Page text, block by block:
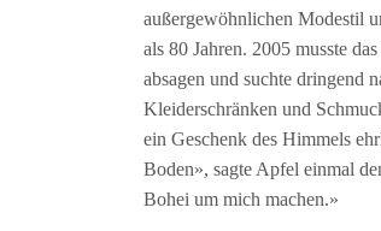
außergewöhnlichen Modestil
als 80 Jahren. 2005 musste
absagen und suchte dringend
Kleiderschränken und
ein Geschenk des Himmels
Boden», sagte Apfel einmal
Bohei um mich machen.»